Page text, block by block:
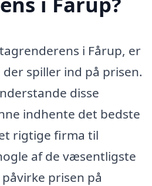
i Fårup, er
spiller ind på prisen.
disse
indhente det bedste
rigtige firma til
af de væsentligste
prisen på